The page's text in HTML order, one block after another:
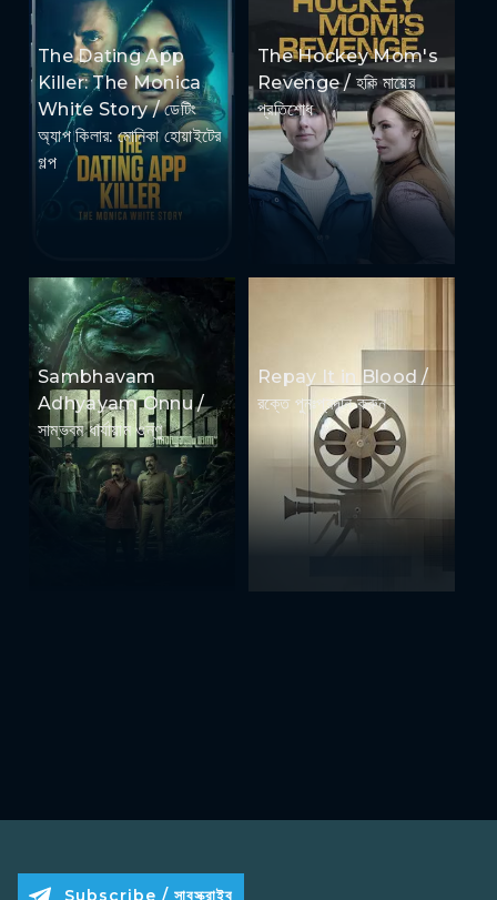
The Dating App
Killer: The Monica
White Story / ডেটিং
অ্যাপ কিলার: মোনিকা হোয়াইটের
গল্প
The Hockey Mom's
Revenge / হকি মায়ের
প্রতিশোধ
Sambhavam
Adhyayam Onnu /
সাম্ভবম ধার্যায়াম ওন্ণু
Repay It in Blood /
রক্তে পুনঃপ্রদান করুন
Subscribe / সাবস্ক্রাইব